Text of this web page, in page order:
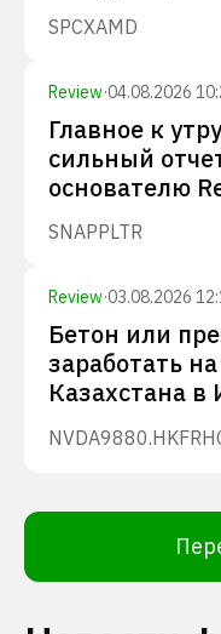
SPCXAMD
Review·04.08.2026
Главное к
сильный
основателю
SNAPPLTR
Review·03.08.2026
Бетон или
заработать
Казахстана в
NVDA9880.HK